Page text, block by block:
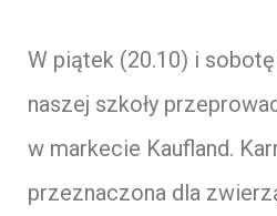
W piątek (20.10) i
naszej szkoły
w markecie Kaufland.
przeznaczona dla